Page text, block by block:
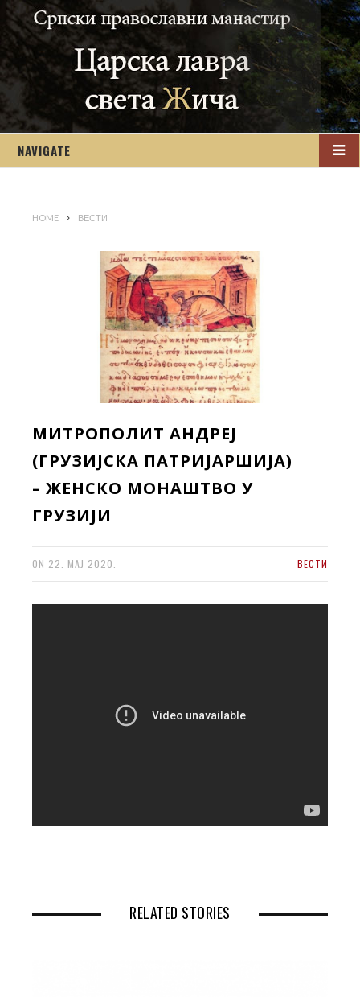
NAVIGATE
HOME ВЕСТИ
МИТРОПОЛИТ АНДРЕЈ
(ГРУЗИЈСКА ПАТРИЈАРШИЈА)
– ЖЕНСКО МОНАШТВО У
ГРУЗИЈИ
ON 22. МАЈ 2020. ВЕСТИ
RELATED STORIES